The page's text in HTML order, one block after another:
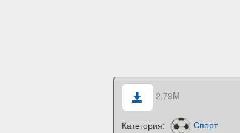
2.79M
Категория: Спорт